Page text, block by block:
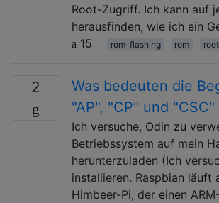
Root-Zugriff. Ich kann auf
herausfinden, wie ich ein
15
rom-flashing rom
2
Was bedeuten die
"AP", "CP" und "CSC"
Ich versuche, Odin zu
Betriebssystem auf mein
herunterzuladen (Ich
installieren. Raspbian läuft
Himbeer-Pi, der einen